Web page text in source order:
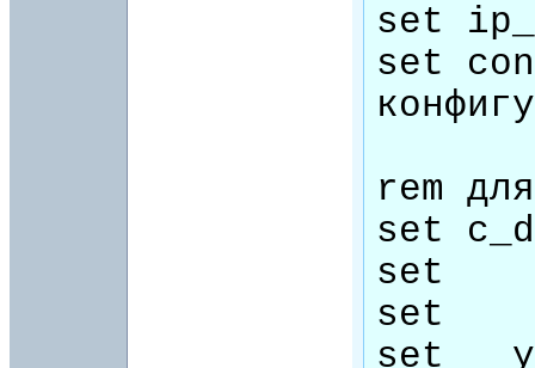
set
set
rem
set
set
set
set